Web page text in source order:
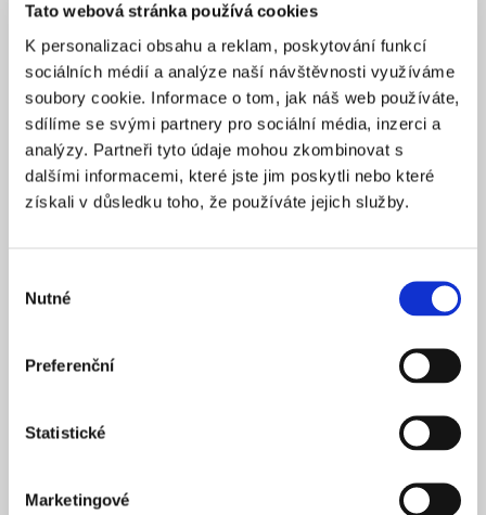
Tato webová stránka používá cookies
K personalizaci obsahu a reklam, poskytování funkcí
sociálních médií a analýze naší návštěvnosti využíváme
soubory cookie. Informace o tom, jak náš web používáte,
sdílíme se svými partnery pro sociální média, inzerci a
analýzy. Partneři tyto údaje mohou zkombinovat s
dalšími informacemi, které jste jim poskytli nebo které
získali v důsledku toho, že používáte jejich služby.
souhlasu
Nutné
Preferenční
Statistické
Marketingové
We are announcing the third edition of our